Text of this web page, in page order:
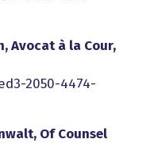
Avocat à la Cour,
2050-4474-
Of Counsel